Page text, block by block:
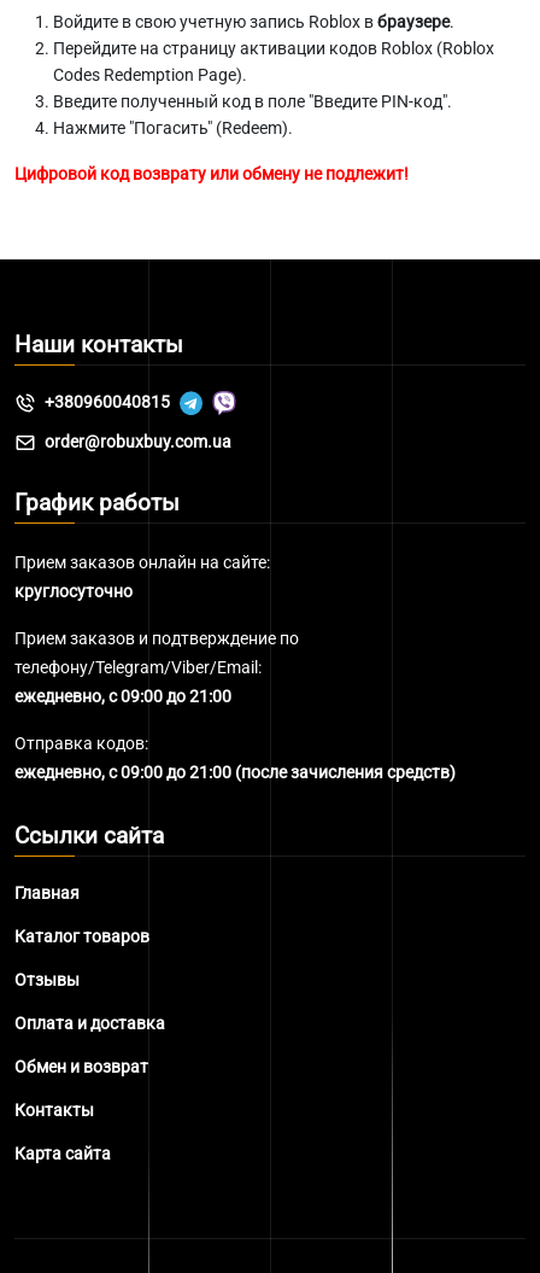
Войдите в свою учетную запись Roblox вбраузере.
Перейдите на страницу активации кодов Roblox (Roblox
Codes Redemption Page).
Введите полученный код в поле "Введите PIN-код".
Нажмите "Погасить" (Redeem).
Цифровой код возврату или обмену не подлежит!
Наши контакты
+380960040815
order@robuxbuy.com.ua
График работы
Прием заказов онлайн на сайте:
круглосуточно
Прием заказов и подтверждение по
телефону/Telegram/Viber/Email:
ежедневно, с 09:00 до 21:00
Отправка кодов:
ежедневно, с 09:00 до 21:00 (после зачисления средств)
Ссылки сайта
Главная
Каталог товаров
Отзывы
Оплата и доставка
Обмен и возврат
Контакты
Карта сайта